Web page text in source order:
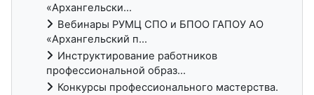
«Архангельски...
Вебинары РУМЦ СПО и БПОО ГАПОУ АО
«Архангельский п...
Инструктирование работников
профессиональной образ...
Конкурсы профессионального мастерства.